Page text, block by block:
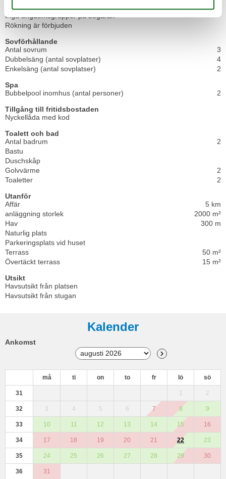
Observera
Inga ungdomsgrupper på begäran
Rökning är förbjuden
Sovförhållande
Antal sovrum
3
Dubbelsäng (antal sovplatser)
4
Enkelsäng (antal sovplatser)
2
Spa
Bubbelpool inomhus (antal personer)
2
Tillgång till fritidsbostaden
Nyckellåda med kod
Toalett och bad
Antal badrum
2
Bastu
Duschskåp
Golvvärme
2
Toaletter
2
Utanför
Affär
5 km
anläggning storlek
2000 m²
Hav
300 m
Naturlig plats
Parkeringsplats vid huset
Terrass
50 m²
Övertäckt terrass
15 m²
Utsikt
Havsutsikt från platsen
Havsutsikt från stugan
Kalender
Ankomst
må ti on to fr lö sö
31 1 2
32 3 4 5 6 7 8 9
33 10 11 12 13 14 15 16
34 17 18 19 20 21 22 23
35 24 25 26 27 28 29 30
36 31